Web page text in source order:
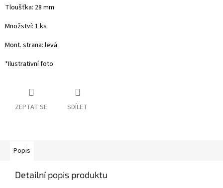
Tloušťka: 28 mm
Množství: 1 ks
Mont. strana: levá
*Ilustrativní foto
ZEPTAT SE SDÍLET
Popis
Detailní popis produktu